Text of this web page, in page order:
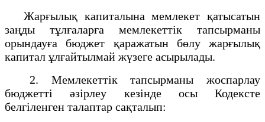
Жарғылық капиталына мемлекет қатысатын
заңды тұлғаларға мемлекеттік тапсырманы
орындауға бюджет қаражатын бөлу жарғылық
капитал ұлғайтылмай жүзеге асырылады.
2. Мемлекеттік тапсырманы жоспарлау
бюджетті әзірлеу кезінде осы Кодексте
белгіленген талаптар сақталып: